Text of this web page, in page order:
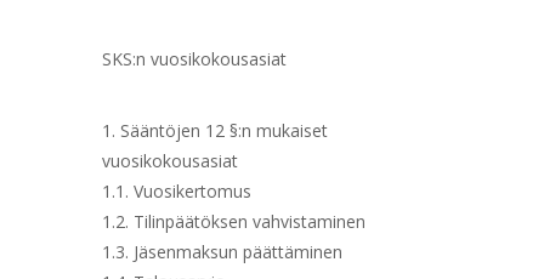
SKS:n vuosikokousasiat
1. Sääntöjen 12 §:n mukaiset
vuosikokousasiat
1.1. Vuosikertomus
1.2. Tilinpäätöksen vahvistaminen
1.3. Jäsenmaksun päättäminen